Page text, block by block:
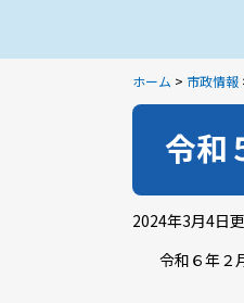
ホーム > 市政情報
令和
2024年3月4日
令和６年２